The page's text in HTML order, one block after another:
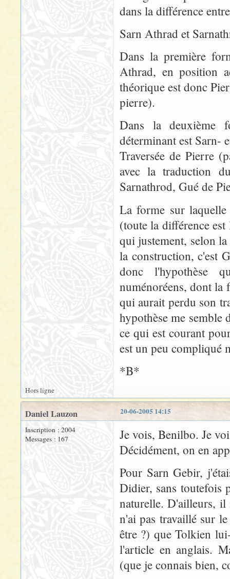
dans la différence
Sarn Athrad et
Dans la première
Athrad, en position
théorique est donc
pierre).
Dans la deuxième
déterminant est Sarn-
Traversée de Pierre
avec la traduction
Sarnathrod, Gué de
La forme sur
(toute la différence
qui justement, selon
la construction, c'est
donc l'hypothèse
numénoréens, dont la
qui aurait perdu son
hypothèse me semble
ce qui est courant
est un peu compliqué
*B*
Hors ligne
20-06-2005 14:15
Daniel Lauzon
Inscription : 2004
Messages : 167
Je vois, Benilbo. Je
Décidément, on en
Pour Sarn Gebir,
Didier, sans toutefois
naturelle. D'ailleurs, il
n'ai pas travaillé sur
être ?) que Tolkien
l'article en anglais.
(que je connais bien,